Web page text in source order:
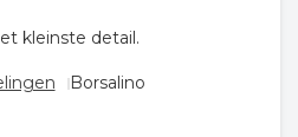
kleinste detail.
Borsalino